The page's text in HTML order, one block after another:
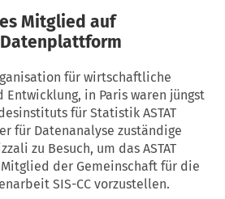
Mitglied auf
für wirtschaftliche
in Paris waren jüngst
für Statistik ASTAT
für Datenanalyse zuständige
zu Besuch, um das ASTAT
der Gemeinschaft für die
SIS-CC vorzustellen.